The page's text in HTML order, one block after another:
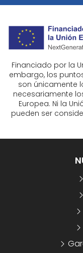
Financiado por la
embargo, los
son únicamente
necesariamente
Europea. Ni la
pueden ser